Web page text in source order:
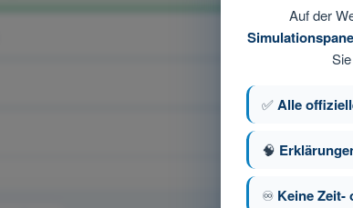
Auf der
✅Alle
🧠
♾️ Keine